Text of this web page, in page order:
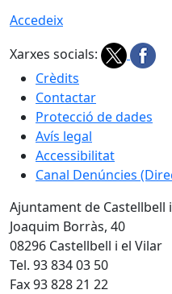
Accedeix
Xarxes socials:
Crèdits
Contactar
Protecció de dades
Avís legal
Accessibilitat
Canal Denúncies
Ajuntament de Castellbell
Joaquim Borràs, 40
08296 Castellbell i el Vilar
Tel. 93 834 03 50
Fax 93 828 21 22